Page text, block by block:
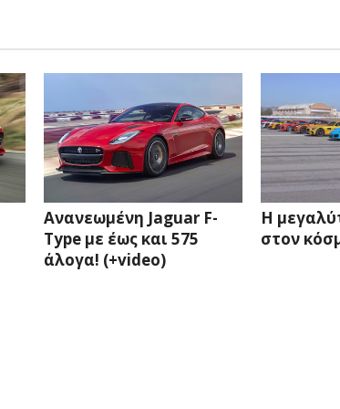
Ανανεωμένη Jaguar F-
Type με έως και 575
άλογα! (+video)
Η
στον